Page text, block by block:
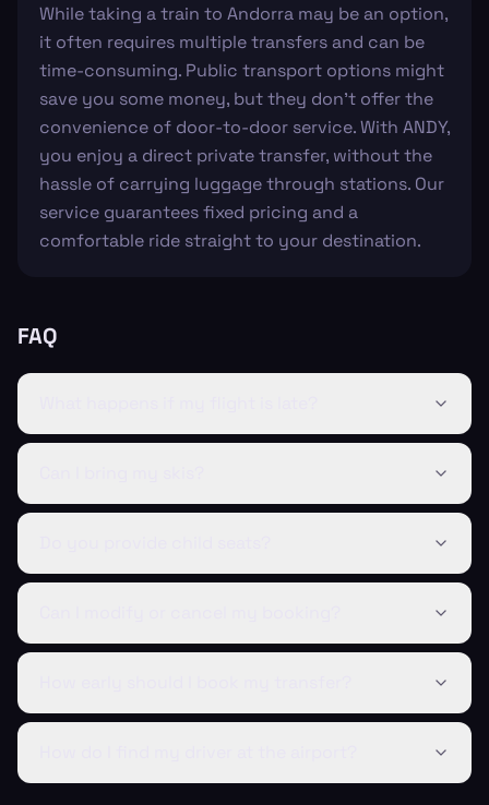
While taking a train to Andorra may be an option,
it often requires multiple transfers and can be
time-consuming. Public transport options might
save you some money, but they don't offer the
convenience of door-to-door service. With ANDY,
you enjoy a direct private transfer, without the
hassle of carrying luggage through stations. Our
service guarantees fixed pricing and a
comfortable ride straight to your destination.
FAQ